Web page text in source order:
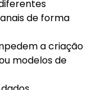
de forma
a criação
modelos de